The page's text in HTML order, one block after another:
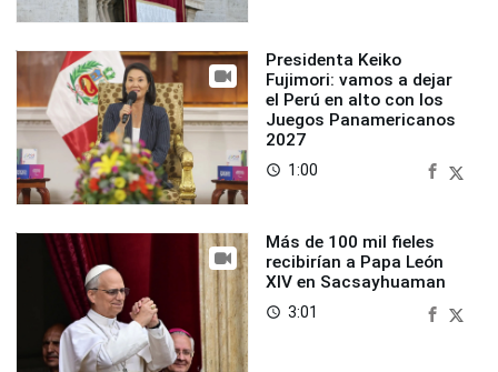
Presidenta Keiko
Fujimori: vamos a dejar
el Perú en alto con los
Juegos Panamericanos
2027
access_time 1:00
Más de 100 mil fieles
recibirían a Papa León
XIV en Sacsayhuaman
access_time 3:01